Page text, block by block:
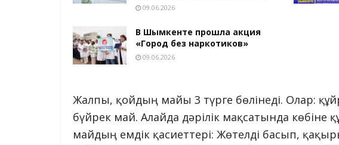
09.06.2026
В Шымкенте прошла акция
«Город без наркотиков»
09.06.2026
Жалпы, қойдың майы 3 түрге бөлінеді. Олар:
бүйрек май. Алайда дәрілік мақсатында көбіне
майдың емдік қасиеттері: Жөтелді басып,